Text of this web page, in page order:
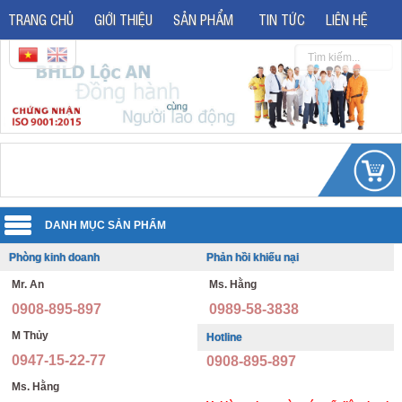
TRANG CHỦ GIỚI THIỆU SẢN PHẨM TIN TỨC LIÊN HỆ
Quần áo đồng phục
Đồng phục văn phòng
Đồng phục bảo vệ thông tư 08
Giày bảo hộ lao động
Giày bảo hộ nhập khẩu
Phòng kinh doanh
Mr. An
0908-895-897
M Thủy
0947-15-22-77
Ms. Hằng
Phản hồi khiếu nại
Ms. Hằng
0989-58-3838
Hotline
0908-895-897